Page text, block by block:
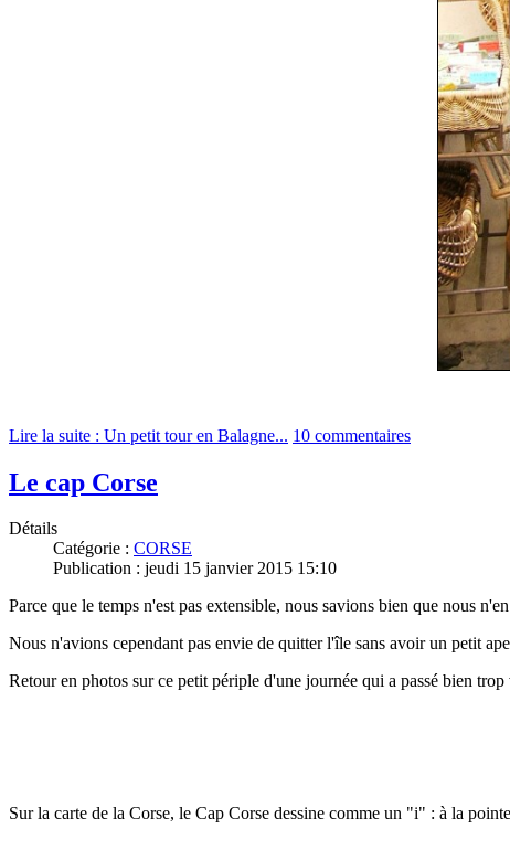
Lire la suite : Un petit tour en Balagne... 10 commentaires
Le cap Corse
Détails
Catégorie : CORSE
Publication : jeudi 15 janvier 2015 15:10
Parce que le temps n'est pas extensible, nous savions bien que nous
Nous n'avions cependant pas envie de quitter l'île sans avoir un petit
Retour en photos sur ce petit périple d'une journée qui a passé bien trop
Sur la carte de la Corse, le Cap Corse dessine comme un "i" : à la